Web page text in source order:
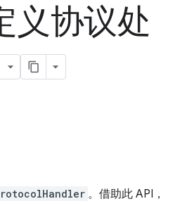
义协议处
。借助此 API，